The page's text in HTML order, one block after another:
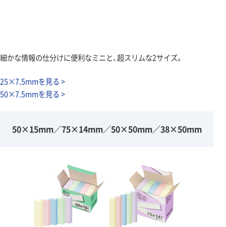
細かな情報の仕分けに便利なミニと、超スリムな2サイズ。
25×7.5mmを見る >
50×7.5mmを見る >
50×15mm／75×14mm／50×50mm／38×50mm